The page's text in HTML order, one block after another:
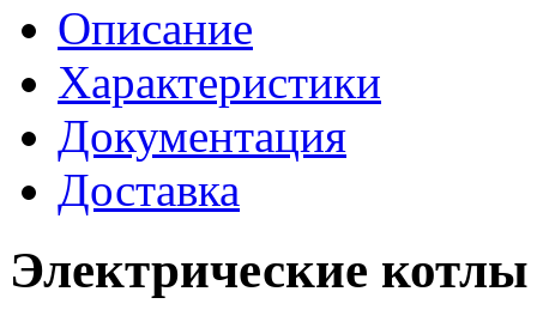
Описание
Характеристики
Документация
Доставка
Электрические